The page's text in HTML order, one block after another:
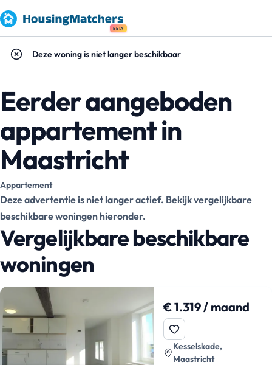
BETA
Deze woning is niet langer beschikbaar
Eerder aangeboden
appartement in
Maastricht
Appartement
Deze advertentie is niet langer actief. Bekijk vergelijkbare
beschikbare woningen hieronder.
Vergelijkbare beschikbare
woningen
€ 1.319 / maand
Kesselskade,
Maastricht